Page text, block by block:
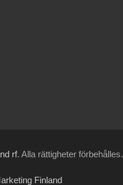
rf. Alla rättigheter förbehålles.
Finland